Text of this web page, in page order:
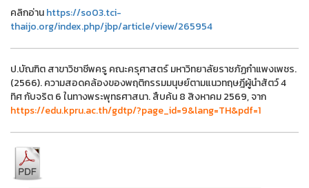
คลิกอ่านhttps://so03.tci-
thaijo.org/index.php/jbp/article/view/265954
ป.บัณฑิต สาขาวิชาชีพครู คณะครุศาสตร์ มหาวิทยาลัยราชภัฏกำแพงเพชร.
(2566). ความสอดคล้องของพฤติกรรมมนุษย์ตามแนวทฤษฎีผู้นำสัตว์ 4
ทิศ กับจริต 6 ในทางพระพุทธศาสนา. สืบค้น 8 สิงหาคม 2569, จาก
https://edu.kpru.ac.th/gdtp/?page_id=9&lang=TH&pdf=1